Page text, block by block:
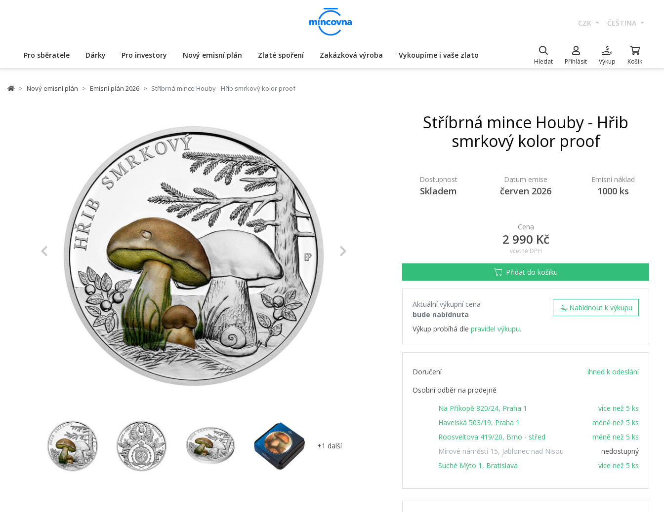
CZK ČEŠTINA
Pro sběratele Dárky Pro investory Nový emisní plán Zlaté spoření Zakázková výroba Vykoupíme i vaše zlato
Hledat Přihlásit Výkup Košík
Nový emisní plán Emisní plán 2026 Stříbrná mince Houby - Hřib smrkový kolor proof
Previous
+1 další
Stříbrná mince Houby - Hřib
smrkový kolor proof
Dostupnost
Skladem
Datum emise
červen 2026
Emisní náklad
1000 ks
Cena
2 990 Kč
včetně DPH
Přidat do košíku
Aktuální výkupní cena
bude nabídnuta
Výkup probíhá dle pravidel výkupu.
Nabídnout k výkupu
Doručení
ihned k odeslání
Osobní odběr na prodejně
Na Příkopě 820/24, Praha 1
více než 5 ks
Havelská 503/19, Praha 1
méně než 5 ks
Roosveltova 419/20, Brno - střed
méně než 5 ks
Mírové náměstí 15, Jablonec nad Nisou
nedostupný
Suché Mýto 1, Bratislava
více než 5 ks